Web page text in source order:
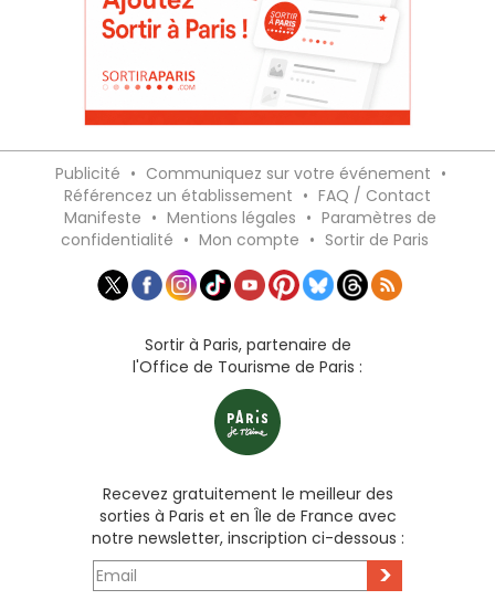
Publicité • Communiquez sur votre événement •
Référencez un établissement • FAQ / Contact
Manifeste • Mentions légales • Paramètres de
confidentialité • Mon compte • Sortir de Paris
Sortir à Paris, partenaire de
l'Office de Tourisme de Paris :
Recevez gratuitement le meilleur des
sorties à Paris et en Île de France avec
notre newsletter, inscription ci-dessous :
>